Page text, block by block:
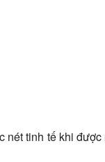
tinh tế khi